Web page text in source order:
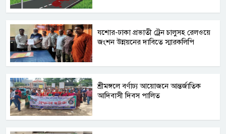
যশোর-ঢাকা প্রভাতী ট্রেন চালুসহ রেলওয়ে
জংশন উন্নয়নের দাবিতে স্মারকলিপি
শ্রীমঙ্গলে বর্ণাঢ্য আয়োজনে আন্তর্জাতিক
আদিবাসী দিবস পালিত